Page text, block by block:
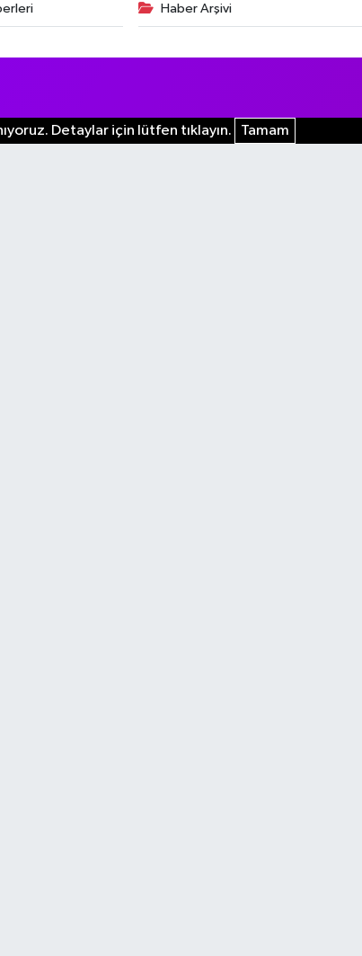
Haber Arşivi
Detaylar için lütfen tıklayın. Tamam